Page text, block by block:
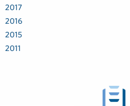
2017
2016
2015
2011